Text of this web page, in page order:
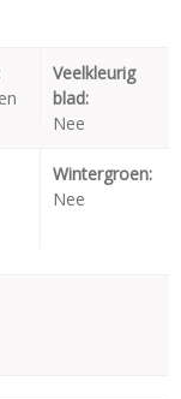
Veelkleurig
blad:
Nee
Wintergroen:
Nee